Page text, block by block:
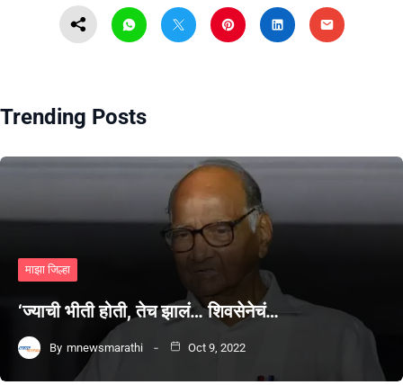
Trending Posts
माझा जिल्हा
‘ज्याची भीती होती, तेच झालं… शिवसेनेचं…
By mnewsmarathi Oct 9, 2022